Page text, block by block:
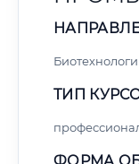
ТИП